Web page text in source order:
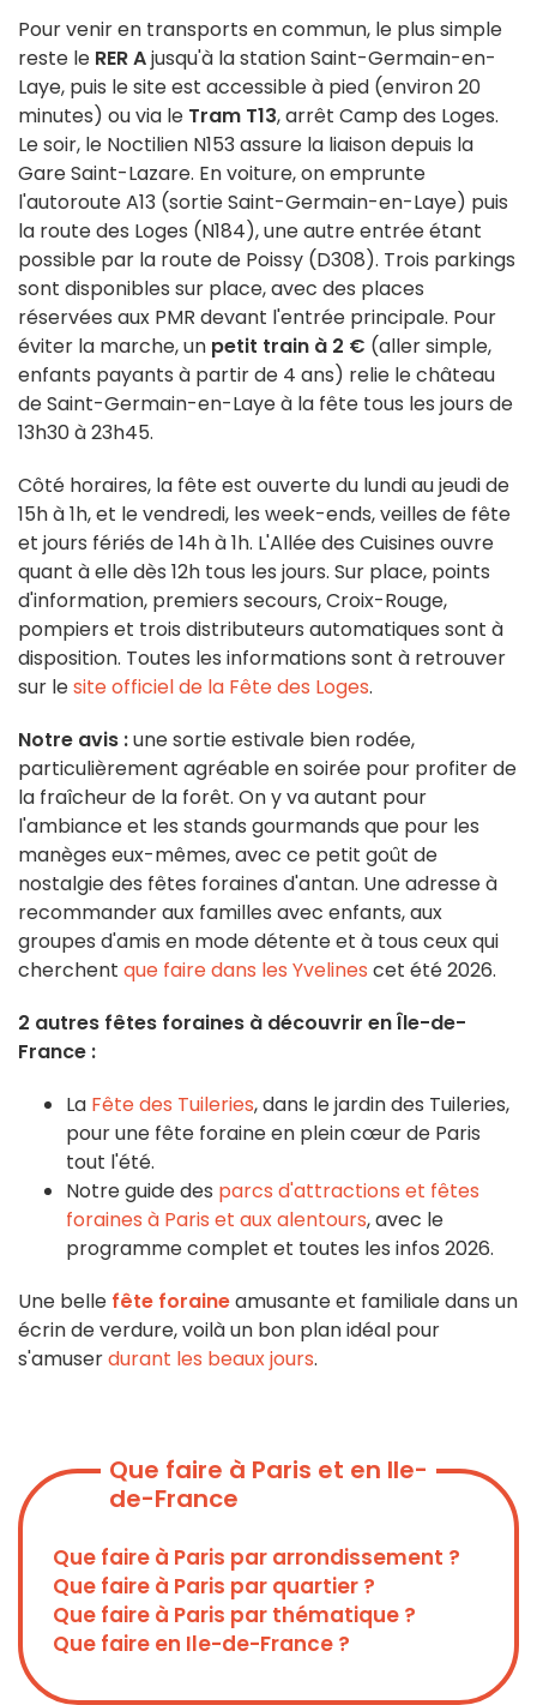
Pour venir en transports en commun, le plus simple
reste le RER Ajusqu'à la station Saint-Germain-en-
Laye, puis le site est accessible à pied (environ 20
minutes) ou via le Tram T13, arrêt Camp des Loges.
Le soir, le Noctilien N153 assure la liaison depuis la
Gare Saint-Lazare. En voiture, on emprunte
l'autoroute A13 (sortie Saint-Germain-en-Laye) puis
la route des Loges (N184), une autre entrée étant
possible par la route de Poissy (D308). Trois parkings
sont disponibles sur place, avec des places
réservées aux PMR devant l'entrée principale. Pour
éviter la marche, un petit train à 2 € (aller simple,
enfants payants à partir de 4 ans) relie le château
de Saint-Germain-en-Laye à la fête tous les jours de
13h30 à 23h45.
Côté horaires, la fête est ouverte du lundi au jeudi de
15h à 1h, et le vendredi, les week-ends, veilles de fête
et jours fériés de 14h à 1h. L'Allée des Cuisines ouvre
quant à elle dès 12h tous les jours. Sur place, points
d'information, premiers secours, Croix-Rouge,
pompiers et trois distributeurs automatiques sont à
disposition. Toutes les informations sont à retrouver
sur lesite officiel de la Fête des Loges.
Notre avis :une sortie estivale bien rodée,
particulièrement agréable en soirée pour profiter de
la fraîcheur de la forêt. On y va autant pour
l'ambiance et les stands gourmands que pour les
manèges eux-mêmes, avec ce petit goût de
nostalgie des fêtes foraines d'antan. Une adresse à
recommander aux familles avec enfants, aux
groupes d'amis en mode détente et à tous ceux qui
cherchent que faire dans les Yvelines cet été 2026.
2 autres fêtes foraines à découvrir en Île-de-
France :
La Fête des Tuileries, dans le jardin des Tuileries,
pour une fête foraine en plein cœur de Paris
tout l'été.
Notre guide des parcs d'attractions et fêtes
foraines à Paris et aux alentours, avec le
programme complet et toutes les infos 2026.
Une belle fête foraineamusante et familiale dans un
écrin de verdure, voilà un bon plan idéal pour
s'amuserdurant les beaux jours.
Que faire à Paris et en Ile-
de-France
Que faire à Paris par arrondissement ?
Que faire à Paris par quartier ?
Que faire à Paris par thématique ?
Que faire en Ile-de-France ?